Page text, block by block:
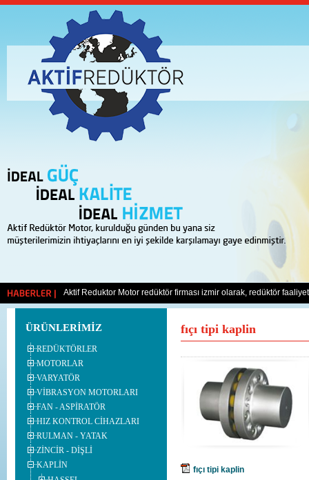
HABERLER |
Yeni web sitemiz ile karşınızdayız. Sizlerin her türlü görüş ve
Aktif Reduktor Motor redüktör firması izmir olarak, redüktör
Redüktörler hizmeti vermekteyiz.ayrıntılar ›
Yeni web sitemiz ile karşınızdayız. Sizlerin her türlü görüş ve
ÜRÜNLERİMİZ
REDÜKTÖRLER
MOTORLAR
VARYATÖR
VİBRASYON MOTORLARI
FAN - ASPİRATÖR
HIZ KONTROL CİHAZLARI
RULMAN - YATAK
ZİNCİR - DİŞLİ
KAPLİN
fıçı tipi kaplin
fıçı tipi kaplin